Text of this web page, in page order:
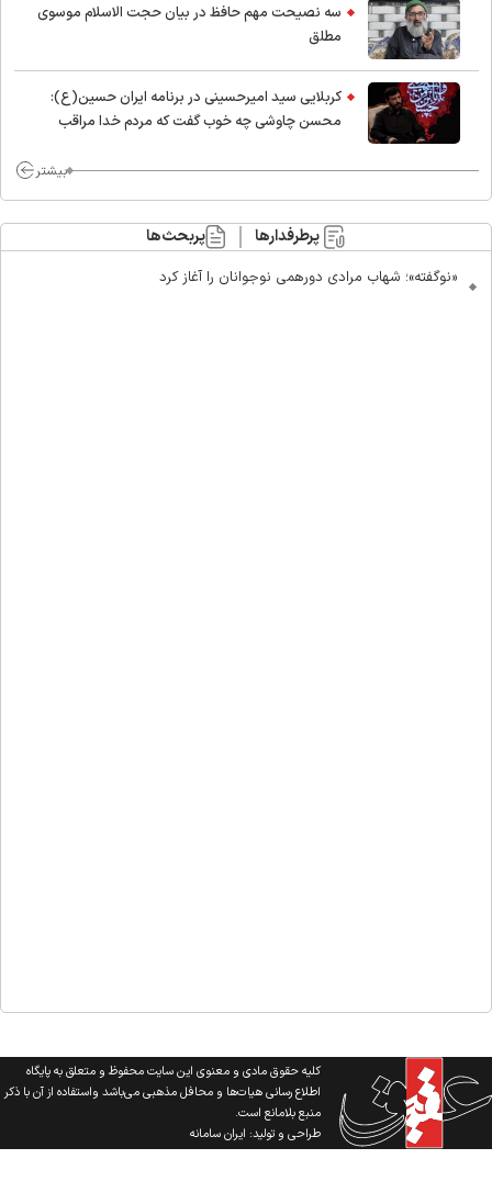
سه نصیحت مهم حافظ در بیان حجت الاسلام موسوی
مطلق
کربلایی سید امیر‌حسینی در برنامه ایران حسین(ع):
محسن چاوشی چه خوب گفت که مردم خدا مراقب
بیشتر
پرطرفدارها پربحث‌ها
«نوگفته»؛ شهاب مرادی دورهمی نوجوانان را آغاز کرد
کلیه حقوق مادی و معنوی این سایت محفوظ و متعلق به پایگاه
اطلاع رسانی هیات‌ها و محافل مذهبی می‌باشد واستفاده از آن با ذکر
منبع بلامانع است.
طراحی و تولید:ایران سامانه